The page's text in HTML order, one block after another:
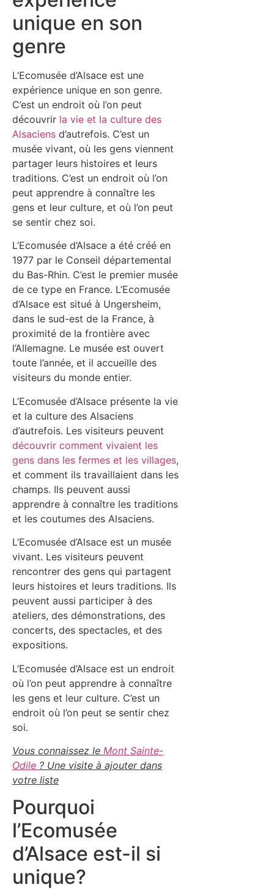
unique en son
genre
L’Ecomusée d’Alsace est une
expérience unique en son genre.
C’est un endroit où l’on peut
découvrir la vie et la culture des
Alsaciens d’autrefois. C’est un
musée vivant, où les gens viennent
partager leurs histoires et leurs
traditions. C’est un endroit où l’on
peut apprendre à connaître les
gens et leur culture, et où l’on peut
se sentir chez soi.
L’Ecomusée d’Alsace a été créé en
1977 par le Conseil départemental
du Bas-Rhin. C’est le premier musée
de ce type en France. L’Ecomusée
d’Alsace est situé à Ungersheim,
dans le sud-est de la France, à
proximité de la frontière avec
l’Allemagne. Le musée est ouvert
toute l’année, et il accueille des
visiteurs du monde entier.
L’Ecomusée d’Alsace présente la vie
et la culture des Alsaciens
d’autrefois. Les visiteurs peuvent
découvrir comment vivaient les
gens dans les fermes et les villages,
et comment ils travaillaient dans les
champs. Ils peuvent aussi
apprendre à connaître les traditions
et les coutumes des Alsaciens.
L’Ecomusée d’Alsace est un musée
vivant. Les visiteurs peuvent
rencontrer des gens qui partagent
leurs histoires et leurs traditions. Ils
peuvent aussi participer à des
ateliers, des démonstrations, des
concerts, des spectacles, et des
expositions.
L’Ecomusée d’Alsace est un endroit
où l’on peut apprendre à connaître
les gens et leur culture. C’est un
endroit où l’on peut se sentir chez
soi.
Vous connaissez le Mont Sainte-
Odile ? Une visite à ajouter dans
votre liste
Pourquoi
l’Ecomusée
d’Alsace est-il si
unique?